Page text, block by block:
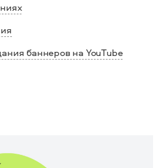
баннеров на YouTube